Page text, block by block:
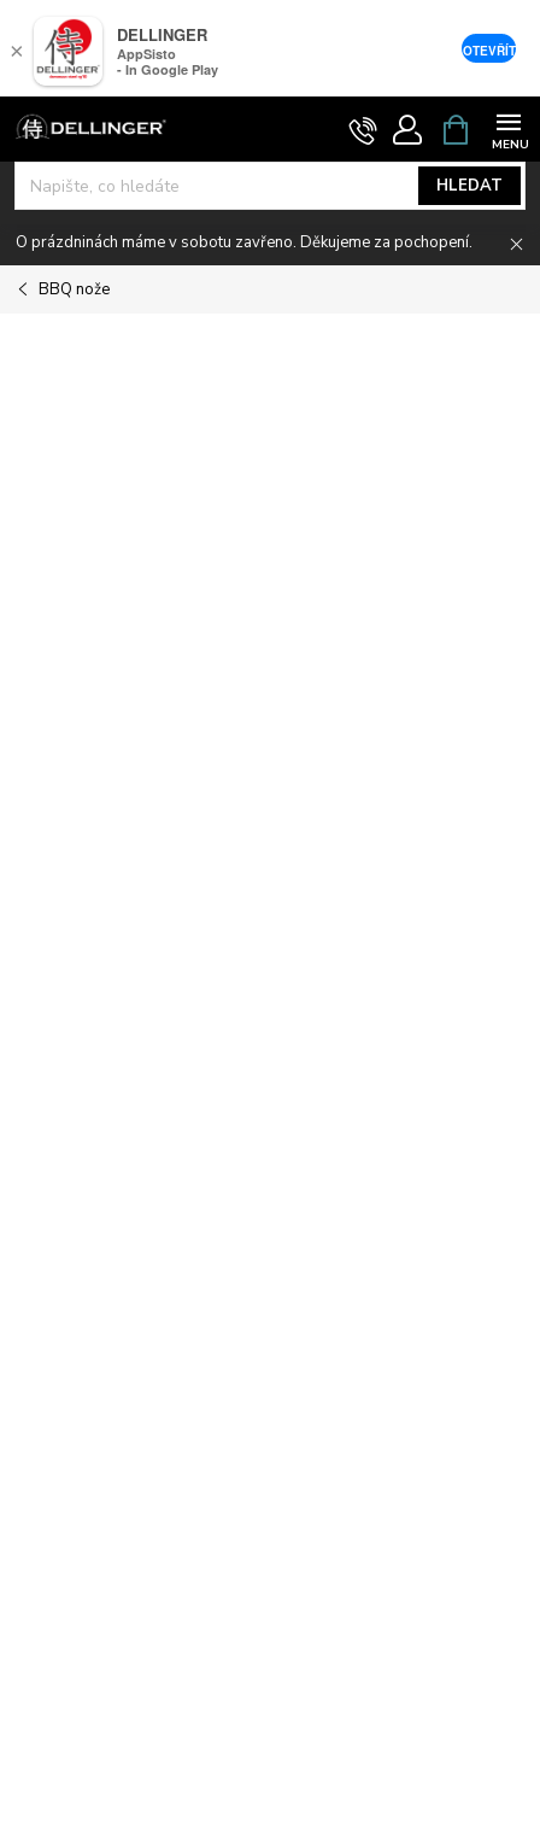
Přejít
na
obsah
HLEDAT
NÁKUPNÍ
KOŠÍK
O prázdninách máme v sobotu zavřeno. Děkujeme za pochopení.
BBQ nože
×
DELLINGER
AppSisto
- In Google Play
OTEVŘÍT